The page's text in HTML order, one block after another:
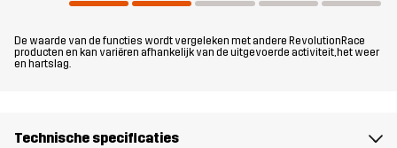
Pasvorm REGULAR
Materiaal 100% Polyamide (Gerecycled)
De waarde van de functies wordt vergeleken met andere RevolutionRace
producten en kan variëren afhankelijk van de uitgevoerde activiteit, het weer
en hartslag.
Technische specificaties